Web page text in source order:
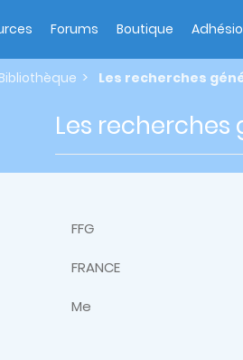
Forums Boutique
Bibliothèque Les recherches
Les
FFG
FRANCE
Me